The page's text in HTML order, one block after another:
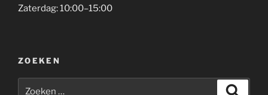
Zaterdag: 10:00–15:00
ZOEKEN